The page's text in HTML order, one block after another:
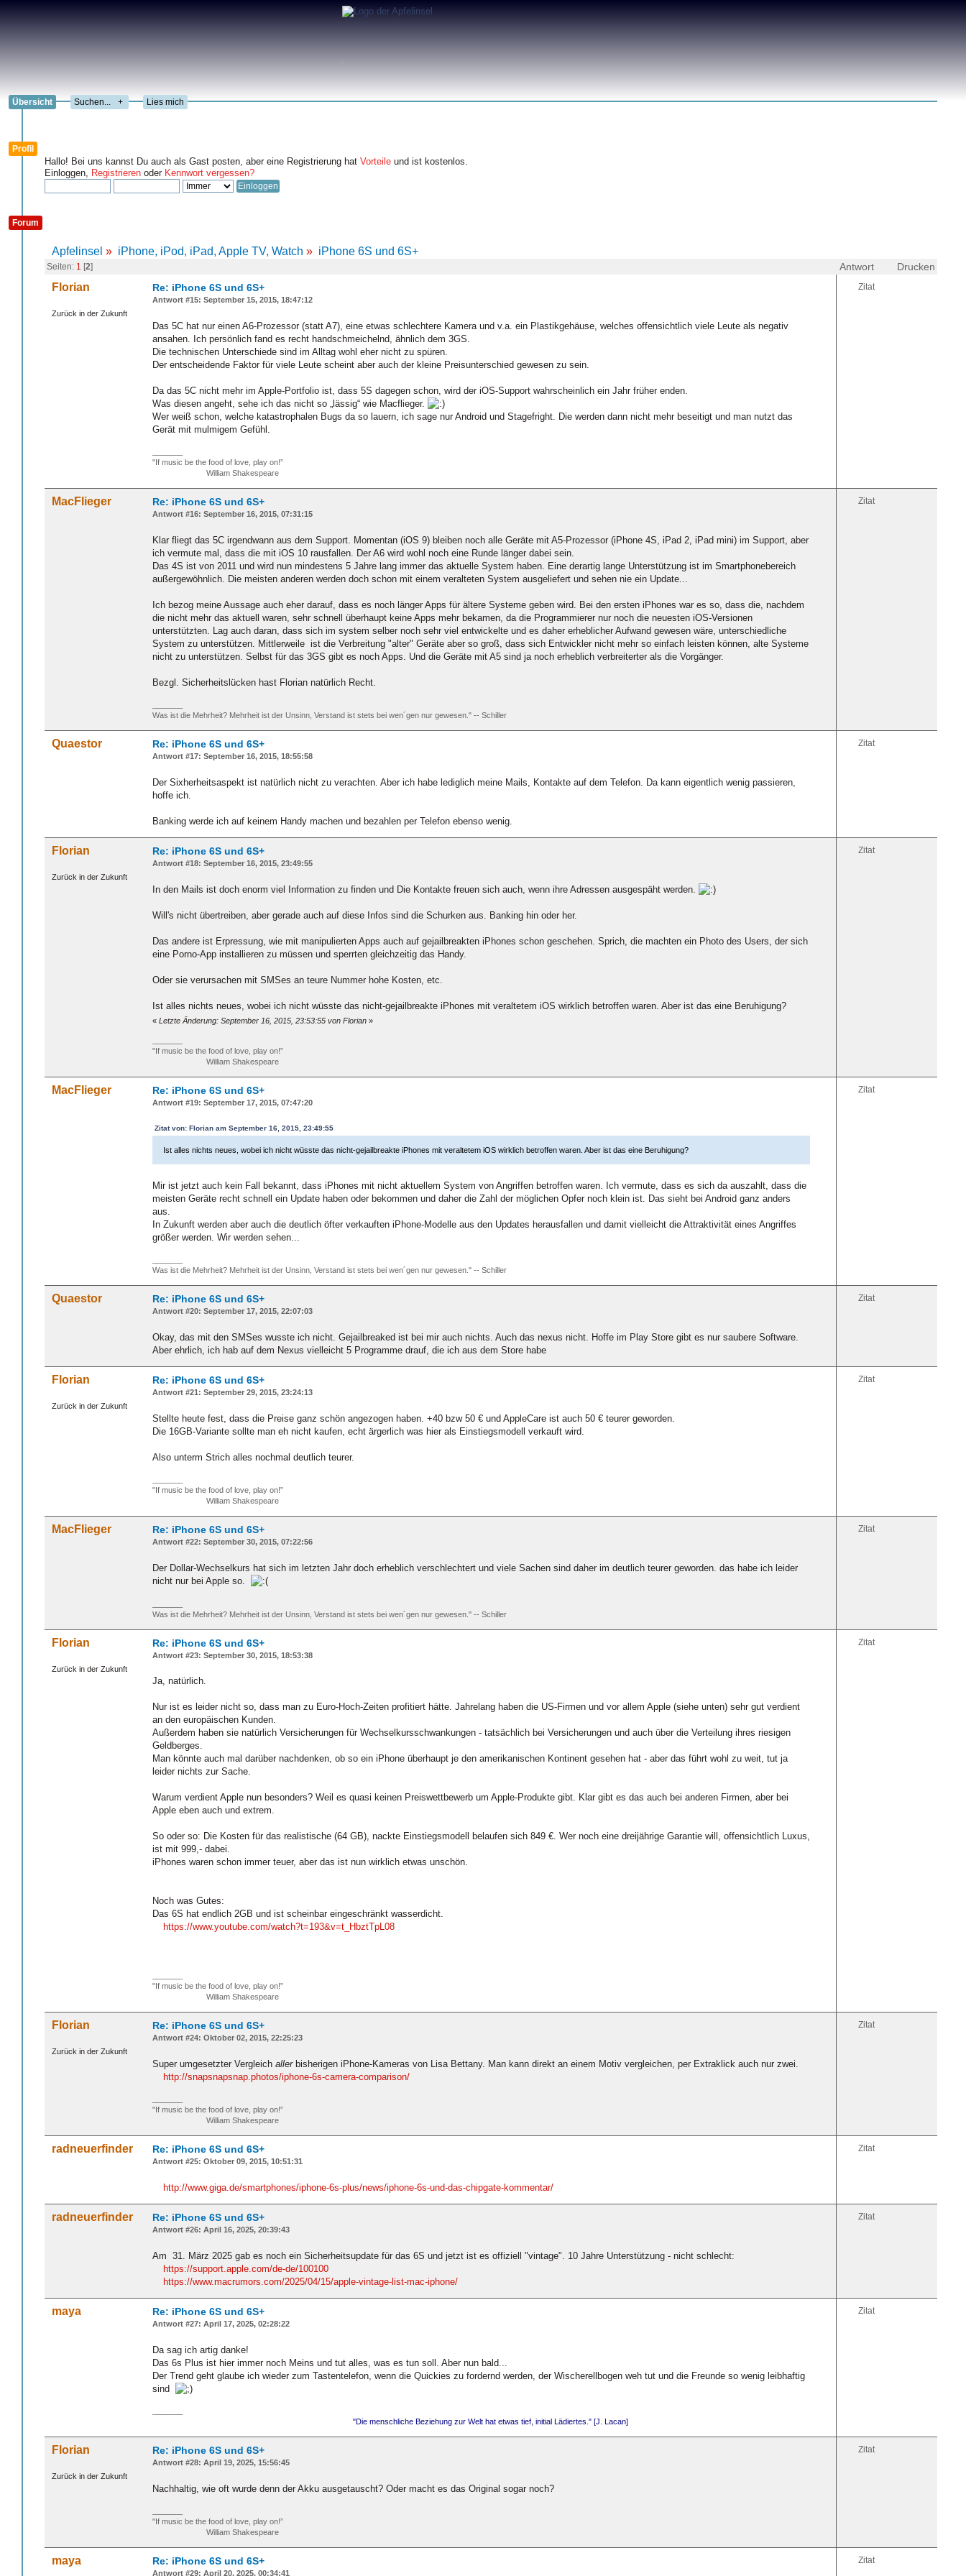
Übersicht + Lies mich
Profil
Hallo! Bei uns kannst Du auch als Gast posten, aber eine Registrierung hat Vorteile und ist kostenlos.
Einloggen, Registrieren oder Kennwort vergessen?
Forum
Apfelinsel » iPhone, iPod, iPad, Apple TV, Watch » iPhone 6S und 6S+
Antwort Drucken
Seiten: 1 [2]
Florian
Zurück in der Zukunft
Zitat
Re: iPhone 6S und 6S+
Antwort #15: September 15, 2015, 18:47:12
Das 5C hat nur einen A6-Prozessor (statt A7), eine etwas schlechtere Kamera und v.a. ein Plastikgehäuse, welches offensichtlich viele Leute als negativ
ansahen. Ich persönlich fand es recht handschmeichelnd, ähnlich dem 3GS.
Die technischen Unterschiede sind im Alltag wohl eher nicht zu spüren.
Der entscheidende Faktor für viele Leute scheint aber auch der kleine Preisunterschied gewesen zu sein.
Da das 5C nicht mehr im Apple-Portfolio ist, dass 5S dagegen schon, wird der iOS-Support wahrscheinlich ein Jahr früher enden.
Was diesen angeht, sehe ich das nicht so „lässig“ wie Macflieger.
Wer weiß schon, welche katastrophalen Bugs da so lauern, ich sage nur Android und Stagefright. Die werden dann nicht mehr beseitigt und man nutzt das
Gerät mit mulmigem Gefühl.
"If music be the food of love, play on!”
William Shakespeare
MacFlieger Zitat
Re: iPhone 6S und 6S+
Antwort #16: September 16, 2015, 07:31:15
Klar fliegt das 5C irgendwann aus dem Support. Momentan (iOS 9) bleiben noch alle Geräte mit A5-Prozessor (iPhone 4S, iPad 2, iPad mini) im Support, aber
ich vermute mal, dass die mit iOS 10 rausfallen. Der A6 wird wohl noch eine Runde länger dabei sein.
Das 4S ist von 2011 und wird nun mindestens 5 Jahre lang immer das aktuelle System haben. Eine derartig lange Unterstützung ist im Smartphonebereich
außergewöhnlich. Die meisten anderen werden doch schon mit einem veralteten System ausgeliefert und sehen nie ein Update...
Ich bezog meine Aussage auch eher darauf, dass es noch länger Apps für ältere Systeme geben wird. Bei den ersten iPhones war es so, dass die, nachdem
die nicht mehr das aktuell waren, sehr schnell überhaupt keine Apps mehr bekamen, da die Programmierer nur noch die neuesten iOS-Versionen
unterstützten. Lag auch daran, dass sich im system selber noch sehr viel entwickelte und es daher erheblicher Aufwand gewesen wäre, unterschiedliche
System zu unterstützen. Mittlerweile ist die Verbreitung "alter" Geräte aber so groß, dass sich Entwickler nicht mehr so einfach leisten können, alte Systeme
nicht zu unterstützen. Selbst für das 3GS gibt es noch Apps. Und die Geräte mit A5 sind ja noch erheblich verbreiterter als die Vorgänger.
Bezgl. Sicherheitslücken hast Florian natürlich Recht.
Was ist die Mehrheit? Mehrheit ist der Unsinn, Verstand ist stets bei wen´gen nur gewesen." -- Schiller
Quaestor Zitat
Re: iPhone 6S und 6S+
Antwort #17: September 16, 2015, 18:55:58
Der Sixherheitsaspekt ist natürlich nicht zu verachten. Aber ich habe lediglich meine Mails, Kontakte auf dem Telefon. Da kann eigentlich wenig passieren,
hoffe ich.
Banking werde ich auf keinem Handy machen und bezahlen per Telefon ebenso wenig.
Florian
Zurück in der Zukunft
Zitat
Re: iPhone 6S und 6S+
Antwort #18: September 16, 2015, 23:49:55
In den Mails ist doch enorm viel Information zu finden und Die Kontakte freuen sich auch, wenn ihre Adressen ausgespäht werden.
Will's nicht übertreiben, aber gerade auch auf diese Infos sind die Schurken aus. Banking hin oder her.
Das andere ist Erpressung, wie mit manipulierten Apps auch auf gejailbreakten iPhones schon geschehen. Sprich, die machten ein Photo des Users, der sich
eine Porno-App installieren zu müssen und sperrten gleichzeitig das Handy.
Oder sie verursachen mit SMSes an teure Nummer hohe Kosten, etc.
Ist alles nichts neues, wobei ich nicht wüsste das nicht-gejailbreakte iPhones mit veraltetem iOS wirklich betroffen waren. Aber ist das eine Beruhigung?
« Letzte Änderung: September 16, 2015, 23:53:55 von Florian »
"If music be the food of love, play on!”
William Shakespeare
MacFlieger Zitat
Re: iPhone 6S und 6S+
Antwort #19: September 17, 2015, 07:47:20
Zitat von: Florian am September 16, 2015, 23:49:55
Ist alles nichts neues, wobei ich nicht wüsste das nicht-gejailbreakte iPhones mit veraltetem iOS wirklich betroffen waren. Aber ist das eine Beruhigung?
Mir ist jetzt auch kein Fall bekannt, dass iPhones mit nicht aktuellem System von Angriffen betroffen waren. Ich vermute, dass es sich da auszahlt, dass die
meisten Geräte recht schnell ein Update haben oder bekommen und daher die Zahl der möglichen Opfer noch klein ist. Das sieht bei Android ganz anders
aus.
In Zukunft werden aber auch die deutlich öfter verkauften iPhone-Modelle aus den Updates herausfallen und damit vielleicht die Attraktivität eines Angriffes
größer werden. Wir werden sehen...
Was ist die Mehrheit? Mehrheit ist der Unsinn, Verstand ist stets bei wen´gen nur gewesen." -- Schiller
Quaestor Zitat
Re: iPhone 6S und 6S+
Antwort #20: September 17, 2015, 22:07:03
Okay, das mit den SMSes wusste ich nicht. Gejailbreaked ist bei mir auch nichts. Auch das nexus nicht. Hoffe im Play Store gibt es nur saubere Software.
Aber ehrlich, ich hab auf dem Nexus vielleicht 5 Programme drauf, die ich aus dem Store habe
Florian
Zurück in der Zukunft
Zitat
Re: iPhone 6S und 6S+
Antwort #21: September 29, 2015, 23:24:13
Stellte heute fest, dass die Preise ganz schön angezogen haben. +40 bzw 50 € und AppleCare ist auch 50 € teurer geworden.
Die 16GB-Variante sollte man eh nicht kaufen, echt ärgerlich was hier als Einstiegsmodell verkauft wird.
Also unterm Strich alles nochmal deutlich teurer.
"If music be the food of love, play on!”
William Shakespeare
MacFlieger Zitat
Re: iPhone 6S und 6S+
Antwort #22: September 30, 2015, 07:22:56
Der Dollar-Wechselkurs hat sich im letzten Jahr doch erheblich verschlechtert und viele Sachen sind daher im deutlich teurer geworden. das habe ich leider
nicht nur bei Apple so.
Was ist die Mehrheit? Mehrheit ist der Unsinn, Verstand ist stets bei wen´gen nur gewesen." -- Schiller
Florian
Zurück in der Zukunft
Zitat
Re: iPhone 6S und 6S+
Antwort #23: September 30, 2015, 18:53:38
Ja, natürlich.
Nur ist es leider nicht so, dass man zu Euro-Hoch-Zeiten profitiert hätte. Jahrelang haben die US-Firmen und vor allem Apple (siehe unten) sehr gut verdient
an den europäischen Kunden.
Außerdem haben sie natürlich Versicherungen für Wechselkursschwankungen - tatsächlich bei Versicherungen und auch über die Verteilung ihres riesigen
Geldberges.
Man könnte auch mal darüber nachdenken, ob so ein iPhone überhaupt je den amerikanischen Kontinent gesehen hat - aber das führt wohl zu weit, tut ja
leider nichts zur Sache.
Warum verdient Apple nun besonders? Weil es quasi keinen Preiswettbewerb um Apple-Produkte gibt. Klar gibt es das auch bei anderen Firmen, aber bei
Apple eben auch und extrem.
So oder so: Die Kosten für das realistische (64 GB), nackte Einstiegsmodell belaufen sich 849 €. Wer noch eine dreijährige Garantie will, offensichtlich Luxus,
ist mit 999,- dabei.
iPhones waren schon immer teuer, aber das ist nun wirklich etwas unschön.
Noch was Gutes:
Das 6S hat endlich 2GB und ist scheinbar eingeschränkt wasserdicht.
https://www.youtube.com/watch?t=193&v=t_HbztTpL08
"If music be the food of love, play on!”
William Shakespeare
Florian
Zurück in der Zukunft
Zitat
Re: iPhone 6S und 6S+
Antwort #24: Oktober 02, 2015, 22:25:23
Super umgesetzter Vergleich allerbisherigen iPhone-Kameras von Lisa Bettany. Man kann direkt an einem Motiv vergleichen, per Extraklick auch nur zwei.
http://snapsnapsnap.photos/iphone-6s-camera-comparison/
"If music be the food of love, play on!”
William Shakespeare
radneuerfinder Zitat
Re: iPhone 6S und 6S+
Antwort #25: Oktober 09, 2015, 10:51:31
http://www.giga.de/smartphones/iphone-6s-plus/news/iphone-6s-und-das-chipgate-kommentar/
radneuerfinder Zitat
Re: iPhone 6S und 6S+
Antwort #26: April 16, 2025, 20:39:43
Am 31. März 2025 gab es noch ein Sicherheitsupdate für das 6S und jetzt ist es offiziell "vintage". 10 Jahre Unterstützung - nicht schlecht:
https://support.apple.com/de-de/100100
https://www.macrumors.com/2025/04/15/apple-vintage-list-mac-iphone/
maya Zitat
Re: iPhone 6S und 6S+
Antwort #27: April 17, 2025, 02:28:22
Da sag ich artig danke!
Das 6s Plus ist hier immer noch Meins und tut alles, was es tun soll. Aber nun bald...
Der Trend geht glaube ich wieder zum Tastentelefon, wenn die Quickies zu fordernd werden, der Wischerellbogen weh tut und die Freunde so wenig leibhaftig
sind
"Die menschliche Beziehung zur Welt hat etwas tief, initial Lädiertes." [J. Lacan]
Florian
Zurück in der Zukunft
Zitat
Re: iPhone 6S und 6S+
Antwort #28: April 19, 2025, 15:56:45
Nachhaltig, wie oft wurde denn der Akku ausgetauscht? Oder macht es das Original sogar noch?
"If music be the food of love, play on!”
William Shakespeare
maya Zitat
Re: iPhone 6S und 6S+
Antwort #29: April 20, 2025, 00:34:41